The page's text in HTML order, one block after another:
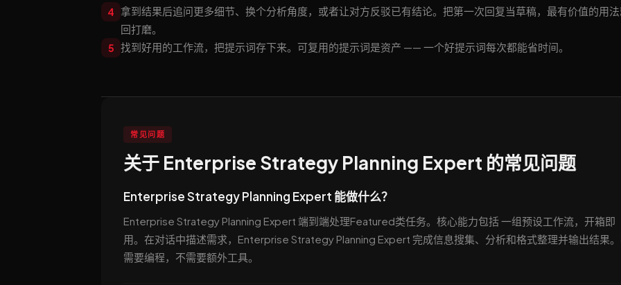
4
拿到结果后追问更多细节、换个分析角度，或者让对方反驳已有结论。把第一次回复当草稿，最有价值的用
回打磨。
5 找到好用的工作流，把提示词存下来。可复用的提示词是资产 —— 一个好提示词每次都能省时间。
常见问题
关于 Enterprise Strategy Planning Expert 的常见问题
Enterprise Strategy Planning Expert 能做什么？
Enterprise Strategy Planning Expert 端到端处理Featured类任务。核心能力包括 一组预设工作流，开箱即
用。在对话中描述需求，Enterprise Strategy Planning Expert 完成信息搜集、分析和格式整理并输出结果
需要编程，不需要额外工具。